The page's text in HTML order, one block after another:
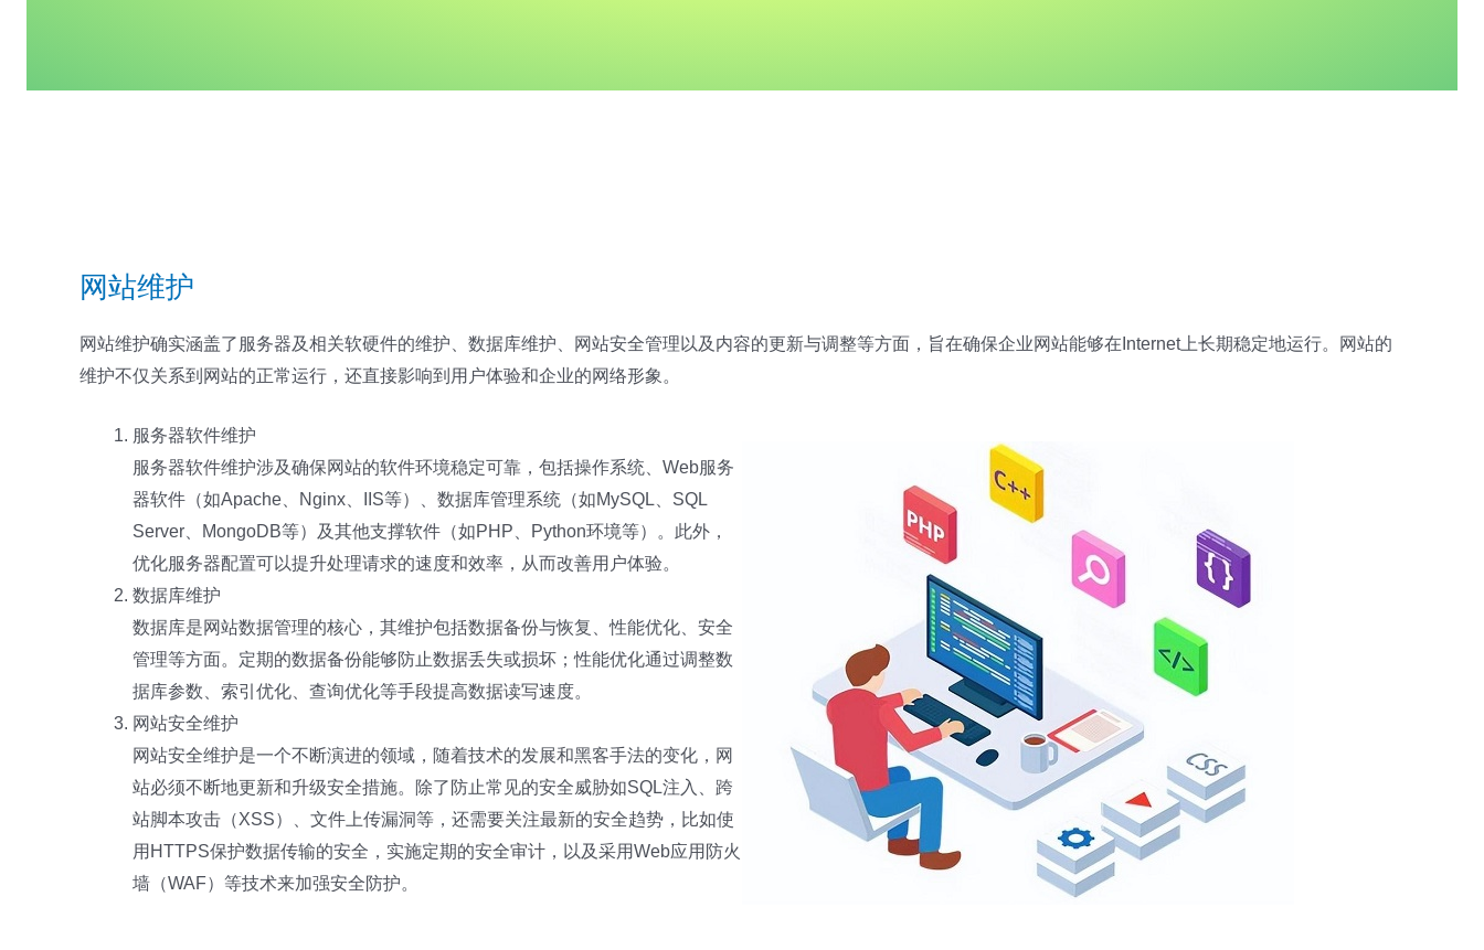
网站维护
网站维护确实涵盖了服务器及相关软硬件的维护、数据库维护、网站安全管理以及内容的更新与调整等方面，旨在确保企业网站能够在Internet上长期稳定地运行。网站的
维护不仅关系到网站的正常运行，还直接影响到用户体验和企业的网络形象。
服务器软件维护
服务器软件维护涉及确保网站的软件环境稳定可靠，包括操作系统、Web服务
器软件（如Apache、Nginx、IIS等）、数据库管理系统（如MySQL、SQL
Server、MongoDB等）及其他支撑软件（如PHP、Python环境等）。此外，
优化服务器配置可以提升处理请求的速度和效率，从而改善用户体验。
数据库维护
数据库是网站数据管理的核心，其维护包括数据备份与恢复、性能优化、安全
管理等方面。定期的数据备份能够防止数据丢失或损坏；性能优化通过调整数
据库参数、索引优化、查询优化等手段提高数据读写速度。
网站安全维护
网站安全维护是一个不断演进的领域，随着技术的发展和黑客手法的变化，网
站必须不断地更新和升级安全措施。除了防止常见的安全威胁如SQL注入、跨
站脚本攻击（XSS）、文件上传漏洞等，还需要关注最新的安全趋势，比如使
用HTTPS保护数据传输的安全，实施定期的安全审计，以及采用Web应用防火
墙（WAF）等技术来加强安全防护。